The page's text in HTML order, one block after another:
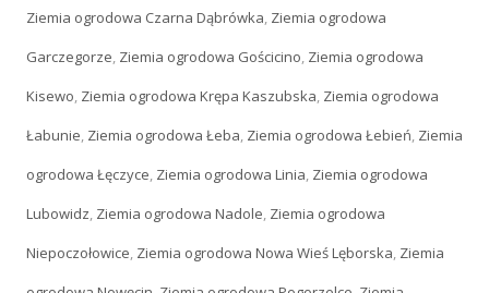
Ziemia ogrodowa Czarna Dąbrówka, Ziemia ogrodowa
Garczegorze, Ziemia ogrodowa Gościcino, Ziemia ogrodowa
Kisewo, Ziemia ogrodowa Krępa Kaszubska, Ziemia ogrodowa
Łabunie, Ziemia ogrodowa Łeba, Ziemia ogrodowa Łebień, Ziemia
ogrodowa Łęczyce, Ziemia ogrodowa Linia, Ziemia ogrodowa
Lubowidz, Ziemia ogrodowa Nadole, Ziemia ogrodowa
Niepoczołowice, Ziemia ogrodowa Nowa Wieś Lęborska, Ziemia